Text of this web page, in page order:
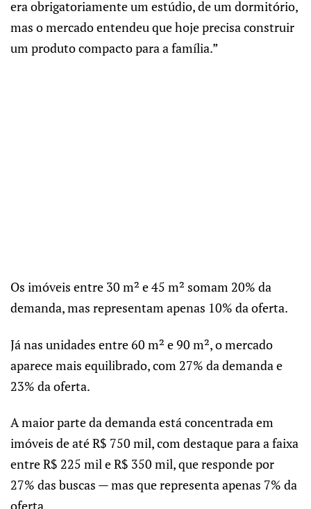
era obrigatoriamente um estúdio, de um dormitório,
mas o mercado entendeu que hoje precisa construir
um produto compacto para a família.”
Os imóveis entre 30 m² e 45 m² somam 20% da
demanda, mas representam apenas 10% da oferta.
Já nas unidades entre 60 m² e 90 m², o mercado
aparece mais equilibrado, com 27% da demanda e
23% da oferta.
A maior parte da demanda está concentrada em
imóveis de até R$ 750 mil, com destaque para a faixa
entre R$ 225 mil e R$ 350 mil, que responde por
27% das buscas — mas que representa apenas 7% da
oferta.